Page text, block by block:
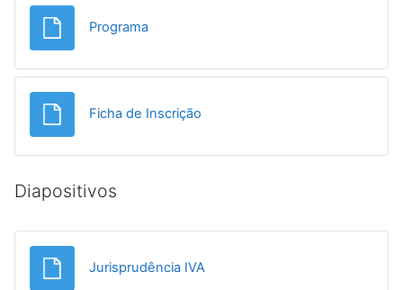
ProgramaFicheiro
Ficha de Inscrição
Diapositivos
Jurisprudência IVA